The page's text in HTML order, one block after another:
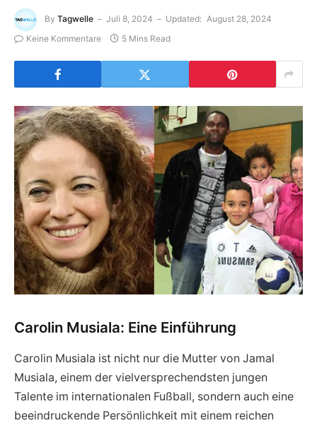
By Tagwelle Juli 8, 2024 Updated: August 28, 2024
Keine Kommentare
5 Mins Read
Carolin Musiala: Eine Einführung
Carolin Musiala ist nicht nur die Mutter von Jamal
Musiala, einem der vielversprechendsten jungen
Talente im internationalen Fußball, sondern auch eine
beeindruckende Persönlichkeit mit einem reichen